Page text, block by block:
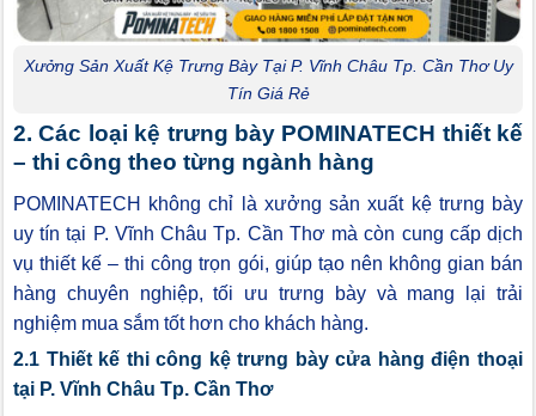
Xưởng Sản Xuất Kệ Trưng Bày Tại P. Vĩnh Châu Tp. Cần Thơ Uy
Tín Giá Rẻ
2. Các loại kệ trưng bày POMINATECH thiết kế
– thi công theo từng ngành hàng
POMINATECH không chỉ là xưởng sản xuất kệ trưng bày
uy tín tại P. Vĩnh Châu Tp. Cần Thơ mà còn cung cấp dịch
vụ thiết kế – thi công trọn gói, giúp tạo nên không gian bán
hàng chuyên nghiệp, tối ưu trưng bày và mang lại trải
nghiệm mua sắm tốt hơn cho khách hàng.
2.1 Thiết kế thi công kệ trưng bày cửa hàng điện thoại
tại P. Vĩnh Châu Tp. Cần Thơ